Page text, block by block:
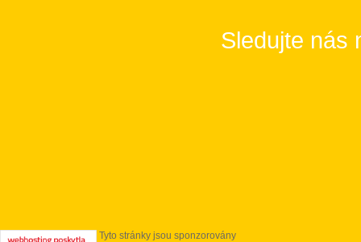
Sledujte nás
Tyto stránky jsou sponzorovány